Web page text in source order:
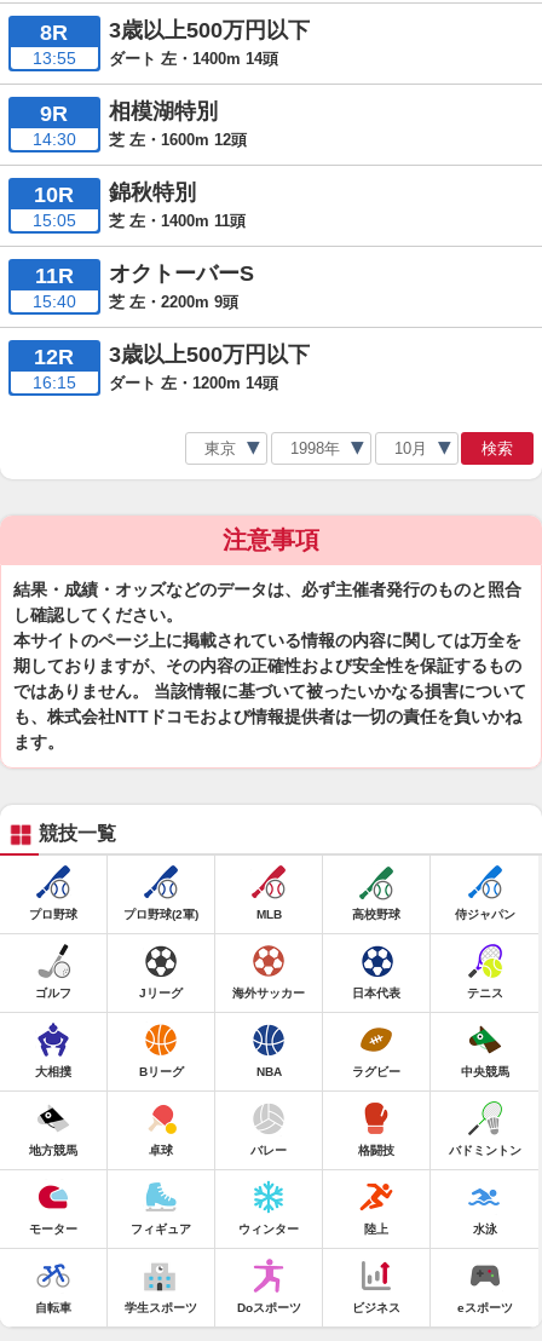
8R
13:55
3歳以上500万円以下
ダート 左・1400m 14頭
9R
14:30
相模湖特別
芝 左・1600m 12頭
10R
15:05
錦秋特別
芝 左・1400m 11頭
11R
15:40
オクトーバーS
芝 左・2200m 9頭
12R
16:15
3歳以上500万円以下
ダート 左・1200m 14頭
検索
注意事項
結果・成績・オッズなどのデータは、必ず主催者発行のものと照合
し確認してください。
本サイトのページ上に掲載されている情報の内容に関しては万全を
期しておりますが、その内容の正確性および安全性を保証するもの
ではありません。 当該情報に基づいて被ったいかなる損害について
も、株式会社NTTドコモおよび情報提供者は一切の責任を負いかね
ます。
競技一覧
プロ野球 プロ野球(2軍) MLB 高校野球 侍ジャパン
ゴルフ Jリーグ 海外サッカー 日本代表 テニス
大相撲 Bリーグ NBA ラグビー 中央競馬
地方競馬 卓球 バレー 格闘技 バドミントン
モーター フィギュア ウィンター 陸上 水泳
自転車 学生スポーツ Doスポーツ ビジネス eスポーツ